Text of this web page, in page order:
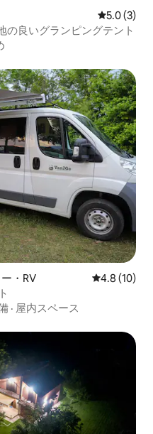
レビュー3
5.0 (3)
の良いグランピングテント
・RV レビュー10
4.8 (10)
· 屋内スペース